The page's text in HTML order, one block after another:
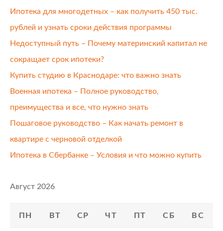
Ипотека для многодетных – как получить 450 тыс.
рублей и узнать сроки действия программы
Недоступный путь – Почему материнский капитал не
сокращает срок ипотеки?
Купить студию в Краснодаре: что важно знать
Военная ипотека – Полное руководство,
преимущества и все, что нужно знать
Пошаговое руководство – Как начать ремонт в
квартире с черновой отделкой
Ипотека в Сбербанке – Условия и что можно купить
Август 2026
ПН ВТ СР ЧТ ПТ СБ ВС